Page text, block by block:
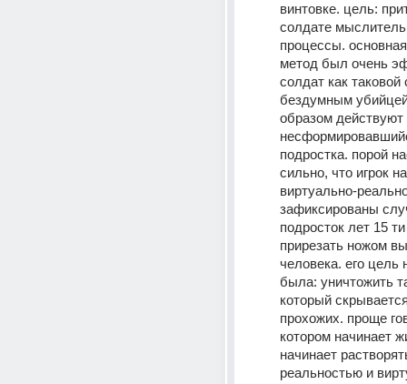
винтовке. цель:
солдате
процессы.
метод был очень
солдат как таковой
бездумным
образом действуют
подростка. порой
сильно, что игрок
виртуально-
зафиксированы
подросток лет 15
прирезать ножом
человека. его цель
была: уничтожить
который
прохожих. проще
котором начинает
начинает
реальностью и